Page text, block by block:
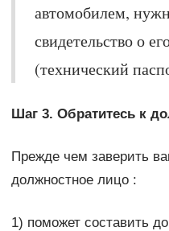
автомобилем,
свидетельство о
(технический
Шаг 3. Обратитесь к
Прежде чем заверить
должностное лицо :
1) поможет составить